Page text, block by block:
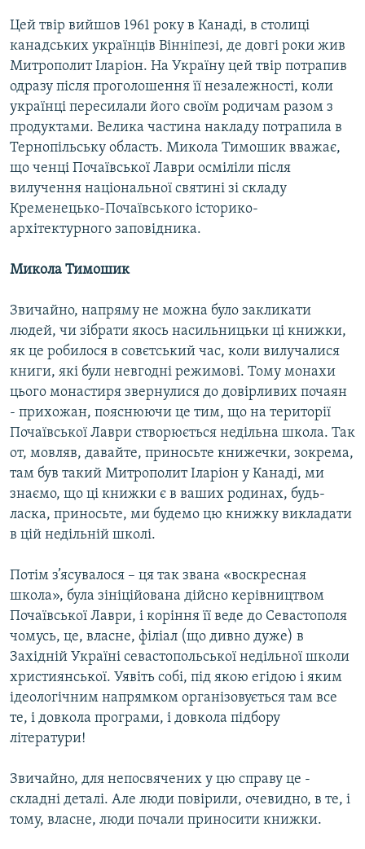
Цей твір вийшов 1961 року в Канаді, в столиці
канадських українців Вінніпезі, де довгі роки жив
Митрополит Іларіон. На Україну цей твір потрапив
одразу після проголошення її незалежності, коли
українці пересилали його своїм родичам разом з
продуктами. Велика частина накладу потрапила в
Тернопільську область. Микола Тимошик вважає,
що ченці Почаївської Лаври осміліли після
вилучення національної святині зі складу
Кременецько-Почаївського історико-
архітектурного заповідника.
Микола Тимошик
Звичайно, напряму не можна було закликати
людей, чи зібрати якось насильницьки ці книжки,
як це робилося в совєтський час, коли вилучалися
книги, які були невгодні режимові. Тому монахи
цього монастиря звернулися до довірливих почаян
- прихожан, пояснюючи це тим, що на території
Почаївської Лаври створюється недільна школа. Так
от, мовляв, давайте, приносьте книжечки, зокрема,
там був такий Митрополит Іларіон у Канаді, ми
знаємо, що ці книжки є в ваших родинах, будь-
ласка, приносьте, ми будемо цю книжку викладати
в цій недільній школі.
Потім з’ясувалося – ця так звана «воскресная
школа», була зініційована дійсно керівництвом
Почаївської Лаври, і коріння її веде до Севастополя
чомусь, це, власне, філіал (що дивно дуже) в
Західній Україні севастопольської недільної школи
християнської. Уявіть собі, під якою егідою і яким
ідеологічним напрямком організовується там все
те, і довкола програми, і довкола підбору
літератури!
Звичайно, для непосвячених у цю справу це -
складні деталі. Але люди повірили, очевидно, в те, і
тому, власне, люди почали приносити книжки.